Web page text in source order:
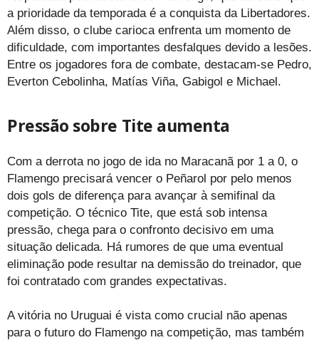
a prioridade da temporada é a conquista da Libertadores.
Além disso, o clube carioca enfrenta um momento de
dificuldade, com importantes desfalques devido a lesões.
Entre os jogadores fora de combate, destacam-se Pedro,
Everton Cebolinha, Matías Viña, Gabigol e Michael.
Pressão sobre Tite aumenta
Com a derrota no jogo de ida no Maracanã por 1 a 0, o
Flamengo precisará vencer o Peñarol por pelo menos
dois gols de diferença para avançar à semifinal da
competição. O técnico Tite, que está sob intensa
pressão, chega para o confronto decisivo em uma
situação delicada. Há rumores de que uma eventual
eliminação pode resultar na demissão do treinador, que
foi contratado com grandes expectativas.
A vitória no Uruguai é vista como crucial não apenas
para o futuro do Flamengo na competição, mas também